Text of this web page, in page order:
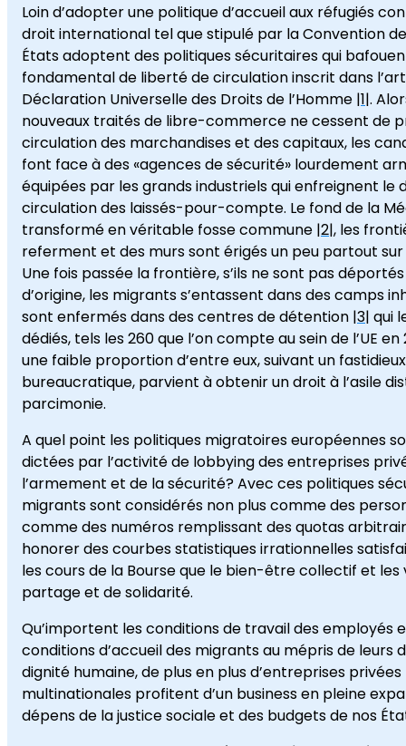
Loin d’adopter une politique d’accueil aux réfugiés
droit international tel que stipulé par la Convention
États adoptent des politiques sécuritaires qui
fondamental de liberté de circulation inscrit dans
Déclaration Universelle des Droits de l’Homme |1|.
nouveaux traités de libre-commerce ne cessent de
circulation des marchandises et des capitaux, les
font face à des «agences de sécurité» lourdement
équipées par les grands industriels qui enfreignent le
circulation des laissés-pour-compte. Le fond de la
transformé en véritable fosse commune |2|, les
referment et des murs sont érigés un peu partout
Une fois passée la frontière, s’ils ne sont pas
d’origine, les migrants s’entassent dans des camps
sont enfermés dans des centres de détention |3| qui
dédiés, tels les 260 que l’on compte au sein de l’UE en
une faible proportion d’entre eux, suivant un
bureaucratique, parvient à obtenir un droit à l’asile
parcimonie.
A quel point les politiques migratoires européennes
dictées par l’activité de lobbying des entreprises
l’armement et de la sécurité? Avec ces politiques
migrants sont considérés non plus comme des
comme des numéros remplissant des quotas
honorer des courbes statistiques irrationnelles
les cours de la Bourseque le bien-être collectif et les
partage et de solidarité.
Qu’importent les conditions de travail des employés
conditions d’accueil des migrants au mépris de leurs
dignité humaine, de plus en plus d’entreprises
multinationales profitent d’un business en pleine
dépens de la justice sociale et des budgets de nos